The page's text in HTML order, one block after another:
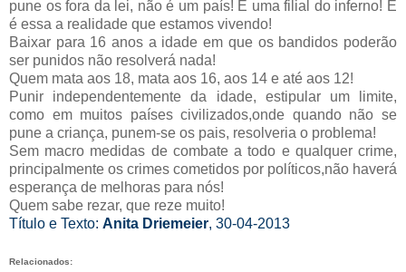
pune os fora da lei, não é um país! É uma filial do inferno! E
é essa a realidade que estamos vivendo!
Baixar para 16 anos a idade em que os bandidos poderão
ser punidos não resolverá nada!
Quem mata aos 18, mata aos 16, aos 14 e até aos 12!
Punir independentemente da idade, estipular um limite,
como em muitos países civilizados,onde quando não se
pune a criança, punem-se os pais, resolveria o problema!
Sem macro medidas de combate a todo e qualquer crime,
principalmente os crimes cometidos por políticos,não haverá
esperança de melhoras para nós!
Quem sabe rezar, que reze muito!
Título e Texto: Anita Driemeier, 30-04-2013
Relacionados: